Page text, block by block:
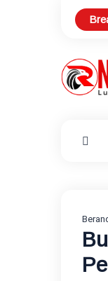
Baru Gelar